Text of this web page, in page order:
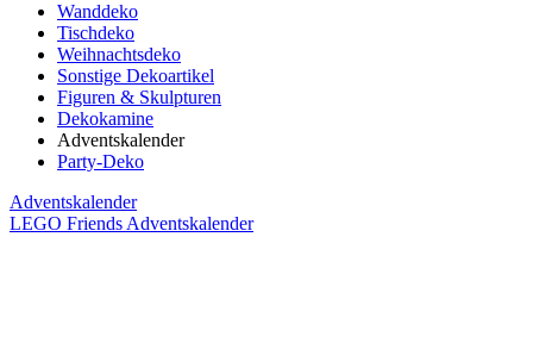
Wanddeko
Tischdeko
Weihnachtsdeko
Sonstige Dekoartikel
Figuren & Skulpturen
Dekokamine
Adventskalender
Party-Deko
Adventskalender
LEGO Friends Adventskalender